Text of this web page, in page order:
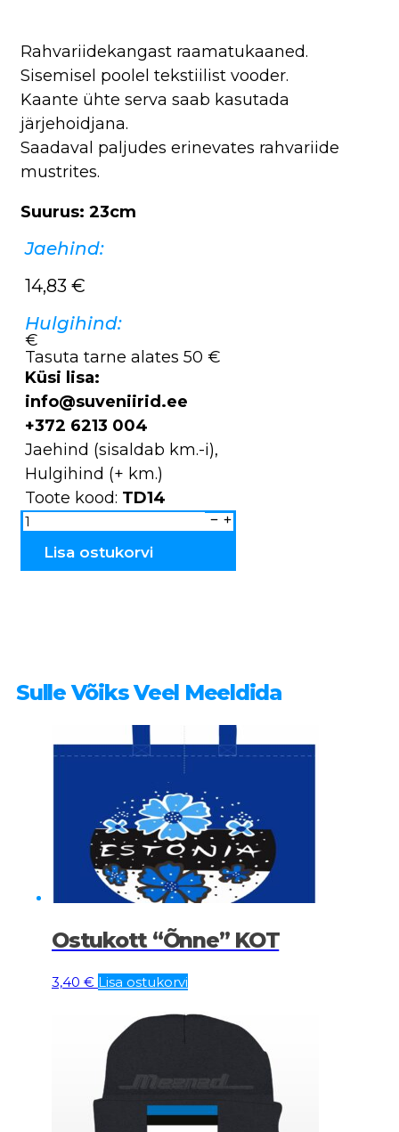
Rahvariidekangast raamatukaaned.
Sisemisel poolel tekstiilist vooder.
Kaante ühte serva saab kasutada
järjehoidjana.
Saadaval paljudes erinevates rahvariide
mustrites.
Suurus: 23cm
Jaehind:
14,83 €
Hulgihind:
€
Tasuta tarne alates 50 €
Küsi lisa:
info@suveniirid.ee
+372 6213 004
Jaehind (sisaldab km.-i),
Hulgihind (+ km.)
Toote kood: TD14
Raamatukaaned
rahvariidest
TD14
Lisa ostukorvi
Sulle Võiks Veel Meeldida
Ostukott “Õnne” KOT
3,40 € Lisa ostukorvi